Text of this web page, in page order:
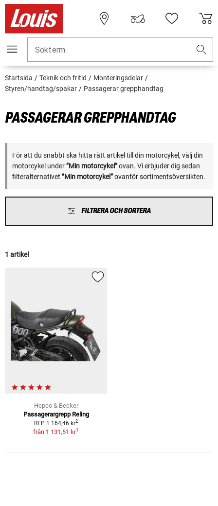
Sökterm
Startsida Teknik och fritid
Monteringsdelar
Styren/handtag/spakar
Passagerar grepphandtag
PASSAGERAR GREPPHANDTAG
För att du snabbt ska hitta rätt artikel till din motorcykel, välj din
motorcykel under”Min motorcykel”ovan. Vi erbjuder dig sedan
filteralternativet ”Min motorcykel”ovanför sortimentsöversikten.
FILTRERA OCH SORTERA
1 artikel
Hepco & Becker
Passagerargrepp Reling
RFP 1 164,46 kr2
från 1 131,51 kr1